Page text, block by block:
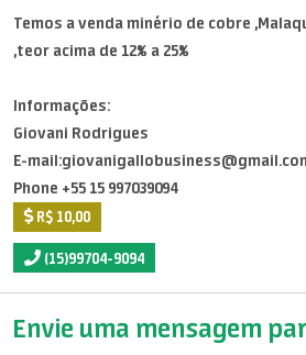
Temos a venda minério de cobre
,teor acima de 12% a 25%
Informações:
Giovani Rodrigues
E-
Phone +55 15 997039094
R$ 10,00
(15)99704-9094
Envie uma mensagem